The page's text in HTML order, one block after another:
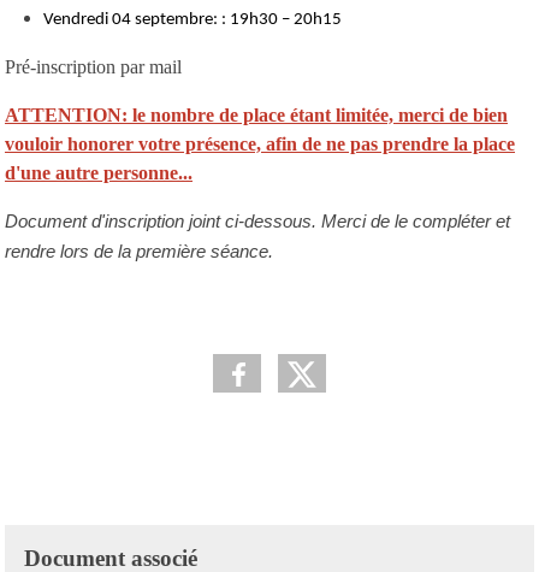
Vendredi 04 septembre: : 19h30 – 20h15
Pré-inscription par mail
ATTENTION: le nombre de place étant limitée, merci de bien
vouloir honorer votre présence, afin de ne pas prendre la place
d'une autre personne...
Document d'inscription joint ci-dessous. Merci de le compléter et
rendre lors de la première séance.
Document associé